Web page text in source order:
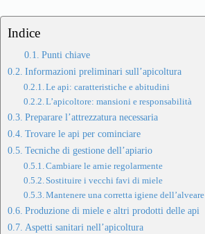
Indice
Punti chiave
Informazioni preliminari sull’apicoltura
Le api: caratteristiche e abitudini
L’apicoltore: mansioni e responsabilità
Preparare l’attrezzatura necessaria
Trovare le api per cominciare
Tecniche di gestione dell’apiario
Cambiare le arnie regolarmente
Sostituire i vecchi favi di miele
Mantenere una corretta igiene dell’alveare
Produzione di miele e altri prodotti delle api
Aspetti sanitari nell’apicoltura